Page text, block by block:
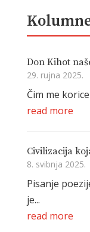
Don Kihot
29. rujna 2025.
Čim me
read more
Civilizacija
8. svibnja 2025.
Pisanje
je...
read more